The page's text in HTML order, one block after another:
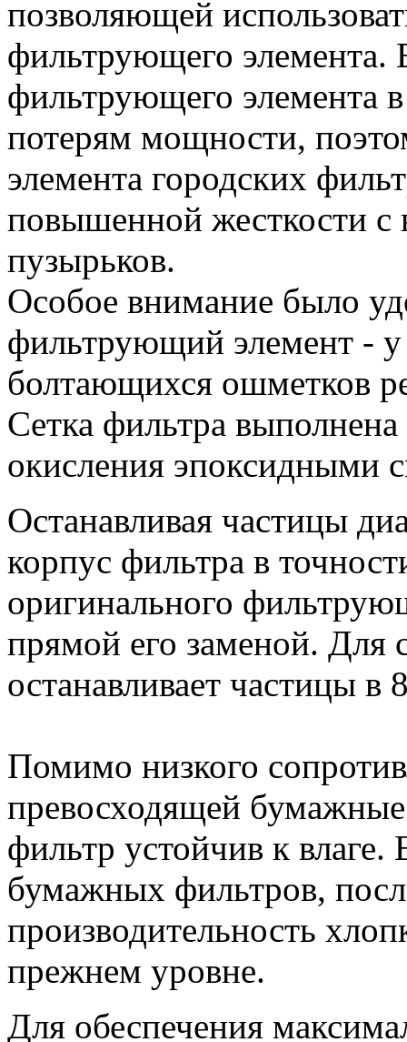
позволяющей
фильтрующего элемента.
фильтрующего элемента
потерям мощности,
элемента городских
повышенной жесткости с
пузырьков.
Особое внимание было
фильтрующий элемент -
болтающихся ошметков
Сетка фильтра
окисления эпоксидными
Останавливая частицы
корпус фильтра в
оригинального
прямой его заменой.
останавливает частицы
Помимо низкого
превосходящей
фильтр устойчив к
бумажных фильтров,
производительность
прежнем уровне.
Для обеспечения